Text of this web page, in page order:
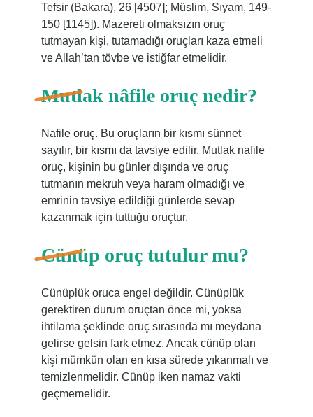
Tefsir (Bakara), 26 [4507]; Müslim, Sıyam, 149-
150 [1145]). Mazereti olmaksızın oruç
tutmayan kişi, tutamadığı oruçları kaza etmeli
ve Allah’tan tövbe ve istiğfar etmelidir.
Mutlak nâfile oruç nedir?
Nafile oruç. Bu oruçların bir kısmı sünnet
sayılır, bir kısmı da tavsiye edilir. Mutlak nafile
oruç, kişinin bu günler dışında ve oruç
tutmanın mekruh veya haram olmadığı ve
emrinin tavsiye edildiği günlerde sevap
kazanmak için tuttuğu oruçtur.
Cünüp oruç tutulur mu?
Cünüplük oruca engel değildir. Cünüplük
gerektiren durum oruçtan önce mi, yoksa
ihtilama şeklinde oruç sırasında mı meydana
gelirse gelsin fark etmez. Ancak cünüp olan
kişi mümkün olan en kısa sürede yıkanmalı ve
temizlenmelidir. Cünüp iken namaz vakti
geçmemelidir.